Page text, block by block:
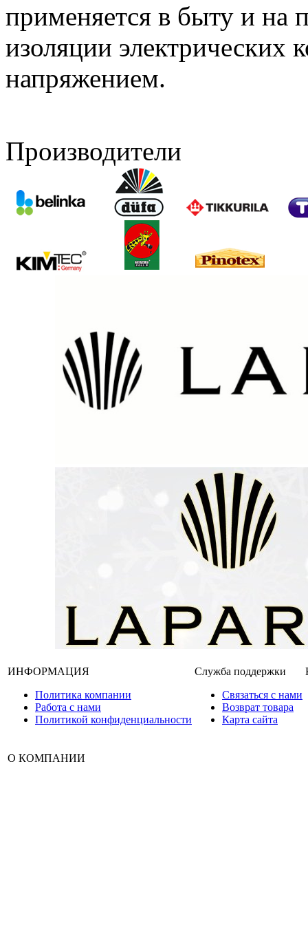
применяется в быту и на
изоляции электрических
напряжением.
Производители
ИНФОРМАЦИЯ
Политика компании
Работа с нами
Политикой конфиденциальности
Служба поддержки
Связаться с нами
Возврат товара
Карта сайта
О КОМПАНИИ